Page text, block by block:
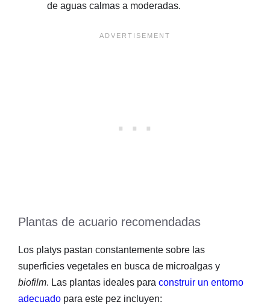
de aguas calmas a moderadas.
Plantas de acuario recomendadas
Los platys pastan constantemente sobre las
superficies vegetales en busca de microalgas y
biofilm. Las plantas ideales para construir un entorno
adecuado para este pez incluyen: